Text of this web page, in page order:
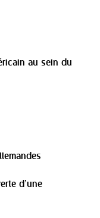
au sein du
d’une